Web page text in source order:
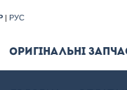
| РУС
Оригінальні